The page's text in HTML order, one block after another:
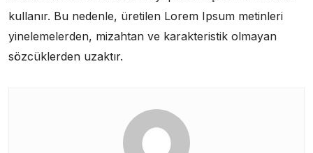
kullanır. Bu nedenle, üretilen Lorem Ipsum metinleri
yinelemelerden, mizahtan ve karakteristik olmayan
sözcüklerden uzaktır.